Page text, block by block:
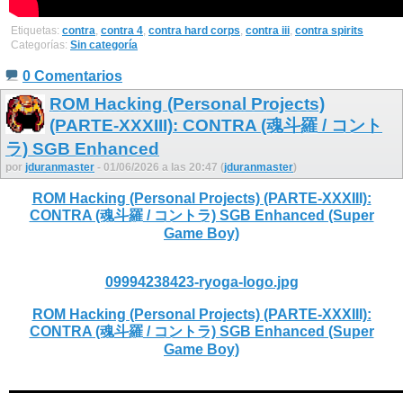
Etiquetas: contra contra 4 contra hard corps contra iii contra spirits
Categorías: Sin categoría
0 Comentarios
ROM Hacking (Personal Projects)
(PARTE-XXXIII): CONTRA (魂斗羅 / コント
ラ) SGB Enhanced
por jduranmaster - 01/06/2026 a las 20:47 (jduranmaster)
ROM Hacking (Personal Projects) (PARTE-XXXIII):
CONTRA (魂斗羅 / コントラ) SGB Enhanced (Super
Game Boy)
09994238423-ryoga-logo.jpg
ROM Hacking (Personal Projects) (PARTE-XXXIII):
CONTRA (魂斗羅 / コントラ) SGB Enhanced (Super
Game Boy)